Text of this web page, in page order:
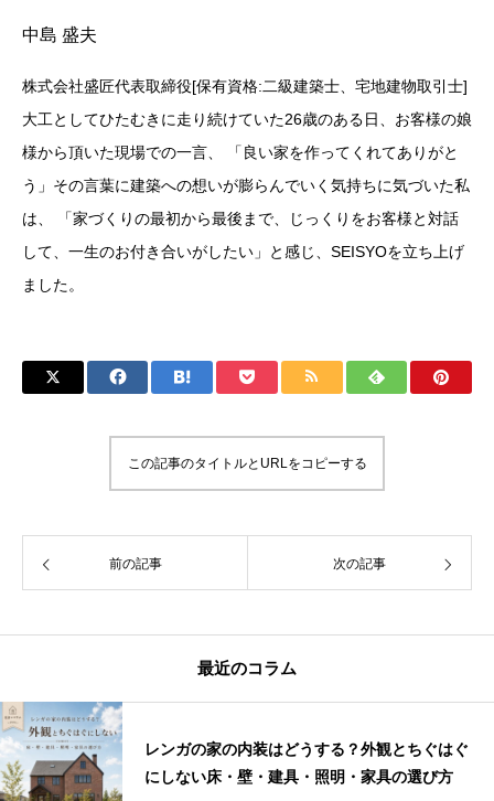
中島 盛夫
株式会社盛匠代表取締役[保有資格:二級建築士、宅地建物取引士]
大工としてひたむきに走り続けていた26歳のある日、お客様の娘
様から頂いた現場での一言、 「良い家を作ってくれてありがと
う」その言葉に建築への想いが膨らんでいく気持ちに気づいた私
は、 「家づくりの最初から最後まで、じっくりをお客様と対話
して、一生のお付き合いがしたい」と感じ、SEISYOを立ち上げ
ました。
この記事のタイトルとURLをコピーする
前の記事 次の記事
最近のコラム
レンガの家の内装はどうする？外観とちぐはぐ
にしない床・壁・建具・照明・家具の選び方